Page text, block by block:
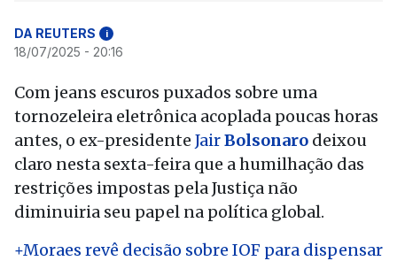
DA REUTERS i
18/07/2025 - 20:16
Com jeans escuros puxados sobre uma
tornozeleira eletrônica acoplada poucas horas
antes, o ex-presidente JairBolsonaro deixou
claro nesta sexta-feira que a humilhação das
restrições impostas pela Justiça não
diminuiria seu papel na política global.
+Moraes revê decisão sobre IOF para dispensar